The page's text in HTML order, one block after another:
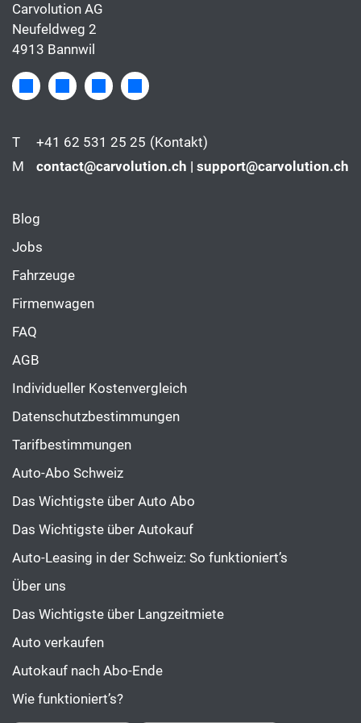
Carvolution AG
Neufeldweg 2
4913 Bannwil
T +41 62 531 25 25 (Kontakt)
M
contact@carvolution.ch | support@carvolution.ch
Blog
Jobs
Fahrzeuge
Firmenwagen
FAQ
AGB
Individueller Kostenvergleich
Datenschutzbestimmungen
Tarifbestimmungen
Auto-Abo Schweiz
Das Wichtigste über Auto Abo
Das Wichtigste über Autokauf
Auto-Leasing in der Schweiz: So funktioniert’s
Über uns
Das Wichtigste über Langzeitmiete
Auto verkaufen
Autokauf nach Abo-Ende
Wie funktioniert’s?